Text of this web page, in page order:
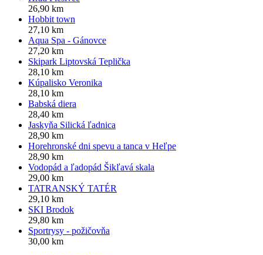
26,90 km
Hobbit town
27,10 km
Aqua Spa - Gánovce
27,20 km
Skipark Liptovská Teplička
28,10 km
Kúpalisko Veronika
28,10 km
Babská diera
28,40 km
Jaskyňa Silická ľadnica
28,90 km
Horehronské dni spevu a tanca v Heľpe
28,90 km
Vodopád a ľadopád Šikľavá skala
29,00 km
TATRANSKÝ TATÉR
29,10 km
SKI Brodok
29,80 km
Sportrysy - požičovňa
30,00 km